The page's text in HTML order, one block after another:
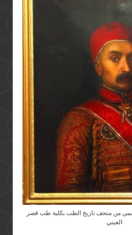
من متحف تاريخ الطب بكلية طب قصر
العيني